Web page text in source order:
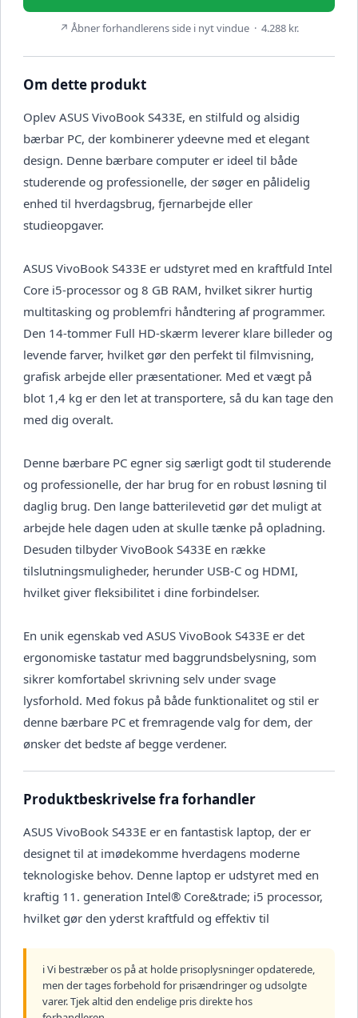
↗ Åbner forhandlerens side i nyt vindue · 4.288 kr.
Om dette produkt
Oplev ASUS VivoBook S433E, en stilfuld og alsidig
bærbar PC, der kombinerer ydeevne med et elegant
design. Denne bærbare computer er ideel til både
studerende og professionelle, der søger en pålidelig
enhed til hverdagsbrug, fjernarbejde eller
studieopgaver.
ASUS VivoBook S433E er udstyret med en kraftfuld Intel
Core i5-processor og 8 GB RAM, hvilket sikrer hurtig
multitasking og problemfri håndtering af programmer.
Den 14-tommer Full HD-skærm leverer klare billeder og
levende farver, hvilket gør den perfekt til filmvisning,
grafisk arbejde eller præsentationer. Med et vægt på
blot 1,4 kg er den let at transportere, så du kan tage den
med dig overalt.
Denne bærbare PC egner sig særligt godt til studerende
og professionelle, der har brug for en robust løsning til
daglig brug. Den lange batterilevetid gør det muligt at
arbejde hele dagen uden at skulle tænke på opladning.
Desuden tilbyder VivoBook S433E en række
tilslutningsmuligheder, herunder USB-C og HDMI,
hvilket giver fleksibilitet i dine forbindelser.
En unik egenskab ved ASUS VivoBook S433E er det
ergonomiske tastatur med baggrundsbelysning, som
sikrer komfortabel skrivning selv under svage
lysforhold. Med fokus på både funktionalitet og stil er
denne bærbare PC et fremragende valg for dem, der
ønsker det bedste af begge verdener.
Produktbeskrivelse fra forhandler
ASUS VivoBook S433E er en fantastisk laptop, der er
designet til at imødekomme hverdagens moderne
teknologiske behov. Denne laptop er udstyret med en
kraftig 11. generation Intel® Core&trade; i5 processor,
hvilket gør den yderst kraftfuld og effektiv til
ℹ️ Vi bestræber os på at holde prisoplysninger opdaterede,
men der tages forbehold for prisændringer og udsolgte
varer. Tjek altid den endelige pris direkte hos